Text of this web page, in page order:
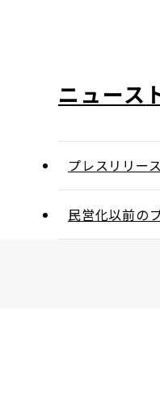
ニュース
プレスリリース
民営化以前の